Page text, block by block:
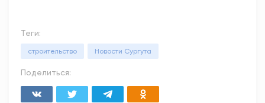
Теги:
строительство Новости Сургута
Поделиться: